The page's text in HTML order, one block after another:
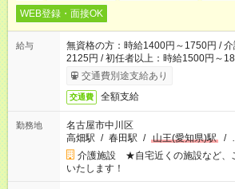
WEB登録・面接OK
給与
無資格の方：時給1400円～1750円 /
2125円 / 初任者以上：時給1500円
日収例：1万1200円（時給1400円×8h）
交通費別途支給あり
交通費 全額支給
勤務地
名古屋市中川区
高畑駅 / 春田駅 / 山王(愛知県)駅 /
介護施設 ★自宅近くの施設など、
いたします！